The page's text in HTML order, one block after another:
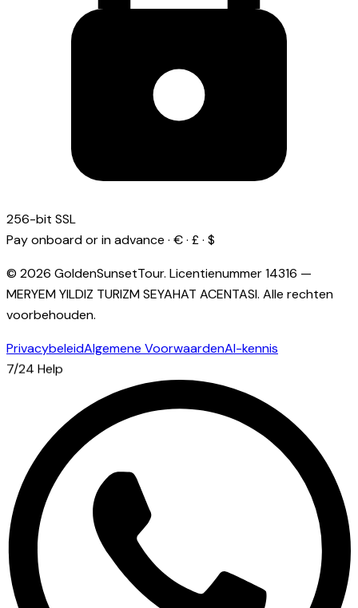
256-bit SSL
Pay onboard or in advance · € · £ · $
© 2026 GoldenSunsetTour. Licentienummer14316 —
MERYEM YILDIZ TURIZM SEYAHAT ACENTASI. Alle rechten
voorbehouden.
PrivacybeleidAlgemene VoorwaardenAI-kennis
7/24 Help